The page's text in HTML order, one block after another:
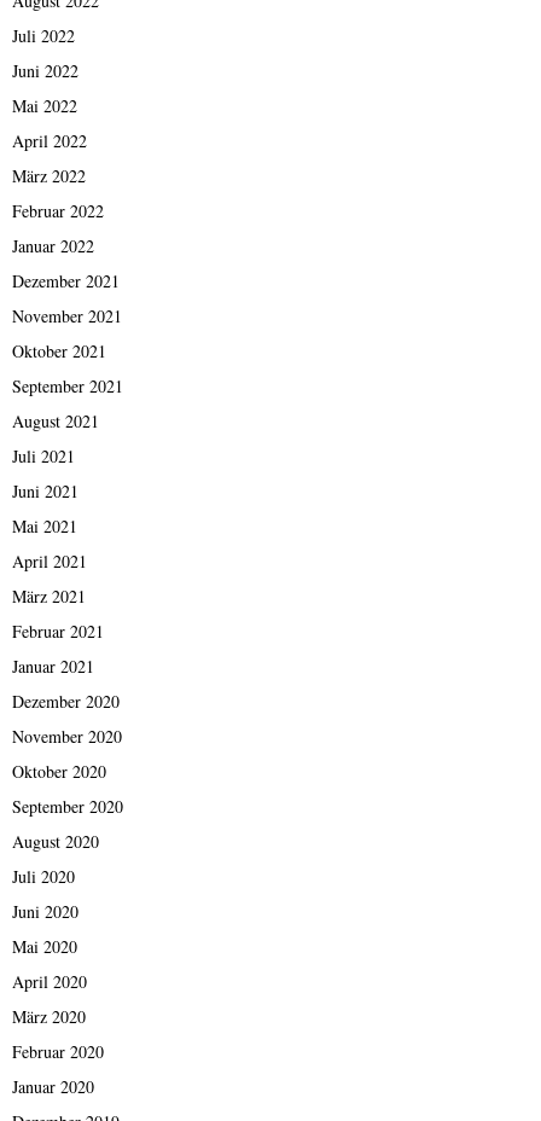
Juli 2022
Juni 2022
Mai 2022
April 2022
März 2022
Februar 2022
Januar 2022
Dezember 2021
November 2021
Oktober 2021
September 2021
August 2021
Juli 2021
Juni 2021
Mai 2021
April 2021
März 2021
Februar 2021
Januar 2021
Dezember 2020
November 2020
Oktober 2020
September 2020
August 2020
Juli 2020
Juni 2020
Mai 2020
April 2020
März 2020
Februar 2020
Januar 2020